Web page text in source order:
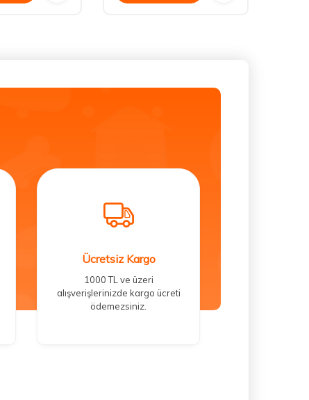
Ücretsiz Kargo
1000 TL ve üzeri
alışverişlerinizde kargo ücreti
ödemezsiniz.